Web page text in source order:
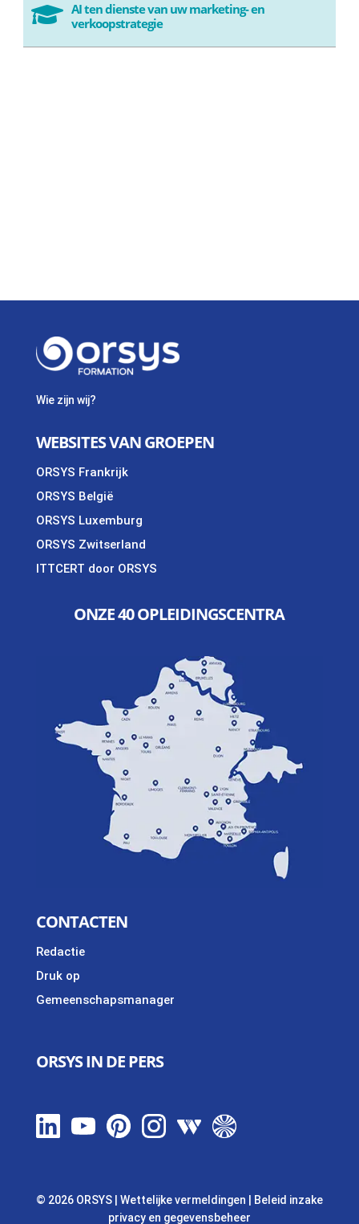
 AI ten dienste van uw marketing- en
verkoopstrategie
Wie zijn wij?
WEBSITES VAN GROEPEN
ORSYS Frankrijk
ORSYS België
ORSYS Luxemburg
ORSYS Zwitserland
ITTCERT door ORSYS
ONZE 40 OPLEIDINGSCENTRA
CONTACTEN
Redactie
Druk op
Gemeenschapsmanager
ORSYS IN DE PERS
© 2026 ORSYS Wettelijke vermeldingen
Beleid inzake
privacy en gegevensbeheer